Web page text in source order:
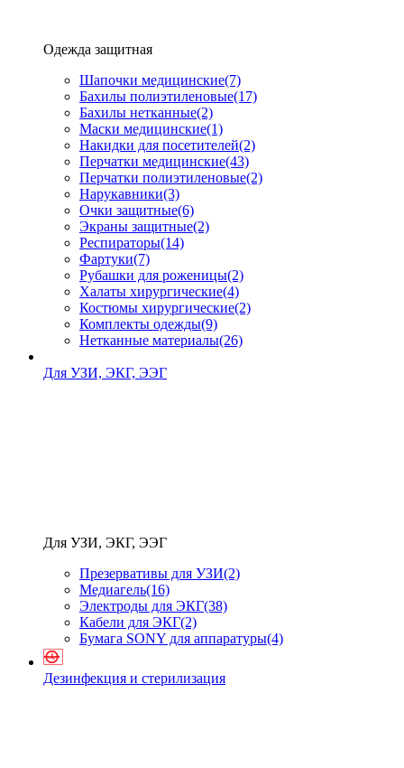
Одежда защитная
Шапочки медицинские(7)
Бахилы полиэтиленовые(17)
Бахилы нетканные(2)
Маски медицинские(1)
Накидки для посетителей(2)
Перчатки медицинские(43)
Перчатки полиэтиленовые(2)
Нарукавники(3)
Очки защитные(6)
Экраны защитные(2)
Рeспираторы(14)
Фартуки(7)
Рубашки для роженицы(2)
Халаты хирургические(4)
Костюмы хирургические(2)
Комплекты одежды(9)
Нетканные материалы(26)
Для УЗИ, ЭКГ, ЭЭГ
Для УЗИ, ЭКГ, ЭЭГ
Презервативы для УЗИ(2)
Медиагель(16)
Электроды для ЭКГ(38)
Кабели для ЭКГ(2)
Бумага SONY для аппаратуры(4)
Дезинфекция и стерилизация